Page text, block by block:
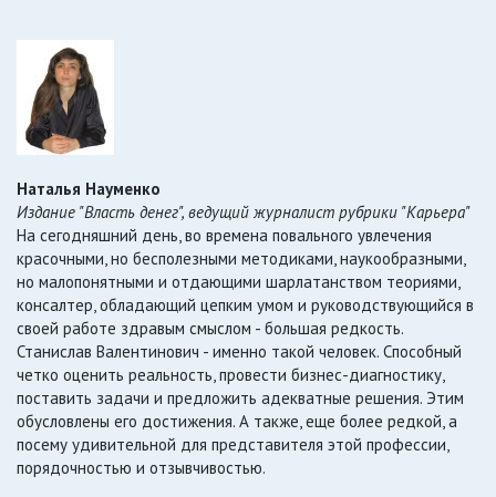
Наталья Науменко
Издание "Власть денег", ведущий журналист рубрики "Карьера"
На сегодняшний день, во времена повального увлечения
красочными, но бесполезными методиками, наукообразными,
но малопонятными и отдающими шарлатанством теориями,
консалтер, обладающий цепким умом и руководствующийся в
своей работе здравым смыслом - большая редкость.
Станислав Валентинович - именно такой человек. Способный
четко оценить реальность, провести бизнес-диагностику,
поставить задачи и предложить адекватные решения. Этим
обусловлены его достижения. А также, еще более редкой, а
посему удивительной для представителя этой профессии,
порядочностью и отзывчивостью.